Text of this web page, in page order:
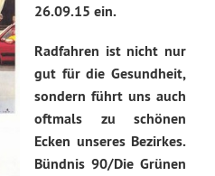
26.09.15 ein.
Radfahren ist nicht nur
gut für die Gesundheit,
sondern führt uns auch
oftmals zu schönen
Ecken unseres Bezirkes.
Bündnis 90/Die Grünen